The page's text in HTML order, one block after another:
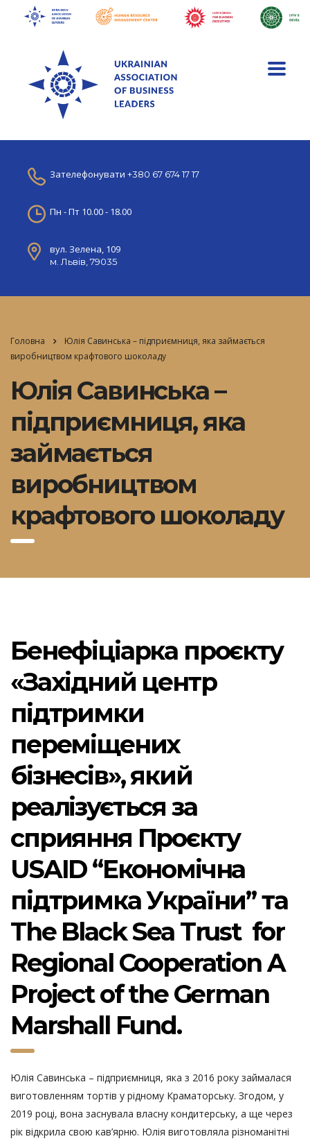
Зателефонувати +380 67 674 17 17
Пн - Пт 10.00 - 18.00
вул. Зелена, 109
м. Львів, 79035
Головна
Юлія Савинська – підприємниця, яка займається
виробництвом крафтового шоколаду
Юлія Савинська –
підприємниця, яка
займається
виробництвом
крафтового шоколаду
Бенефіціарка проєкту
«Західний центр
підтримки
переміщених
бізнесів», який
реалізується за
сприяння Проєкту
USAID “Економічна
підтримка України” та
The Black Sea Trust for
Regional Cooperation A
Project of the German
Marshall Fund.
Юлія Савинська – підприємниця, яка з 2016 року займалася
виготовленням тортів у рідному Краматорську. Згодом, у
2019 році, вона заснувала власну кондитерську, а ще через
рік відкрила свою кав’ярню. Юлія виготовляла різноманітні